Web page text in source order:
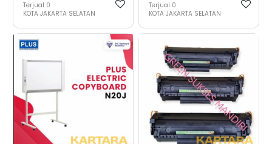
Terjual 0
KOTA JAKARTA SELATAN
Terjual 0
KOTA JAKARTA SELATAN